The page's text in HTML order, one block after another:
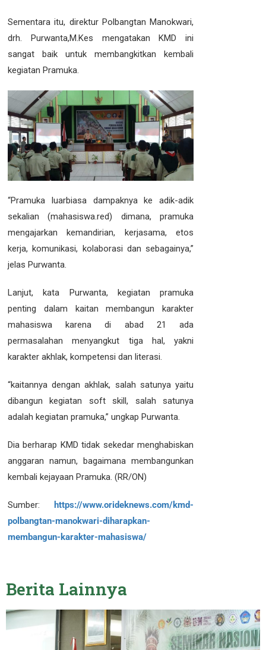
Sementara itu, direktur Polbangtan Manokwari,
drh. Purwanta,M.Kes mengatakan KMD ini
sangat baik untuk membangkitkan kembali
kegiatan Pramuka.
“Pramuka luarbiasa dampaknya ke adik-adik
sekalian (mahasiswa.red) dimana, pramuka
mengajarkan kemandirian, kerjasama, etos
kerja, komunikasi, kolaborasi dan sebagainya,”
jelas Purwanta.
Lanjut, kata Purwanta, kegiatan pramuka
penting dalam kaitan membangun karakter
mahasiswa karena di abad 21 ada
permasalahan menyangkut tiga hal, yakni
karakter akhlak, kompetensi dan literasi.
“kaitannya dengan akhlak, salah satunya yaitu
dibangun kegiatan soft skill, salah satunya
adalah kegiatan pramuka,” ungkap Purwanta.
Dia berharap KMD tidak sekedar menghabiskan
anggaran namun, bagaimana membangunkan
kembali kejayaan Pramuka. (RR/ON)
Sumber:
https://www.orideknews.com/kmd-
polbangtan-manokwari-diharapkan-
membangun-karakter-mahasiswa/
Berita Lainnya